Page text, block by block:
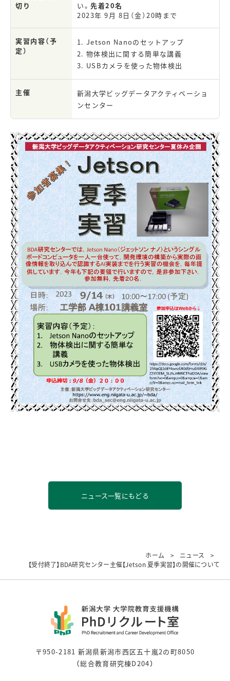
切り
い。 先着20名
2023年 9月 8日（金）20時まで
実習内容（予
定）
1. Jetson Nanoのセットアップ
2. 物体検出に関する簡単な講義
3. USBカメラを使った物体検出
主催
新潟大学ビッグデータアクティベーショ
ンセンター
ニュース一覧にもどる
ホーム
ニュース
【受付終了】BDA研究センター主催【Jetson 夏季実習】の開催について
〒950-2181 新潟県新潟市西区五十嵐2の町8050
（総合教育研究棟D204）